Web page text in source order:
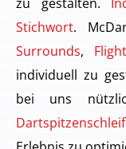
Stichwort.
Surrounds,
individuell zu
bei uns